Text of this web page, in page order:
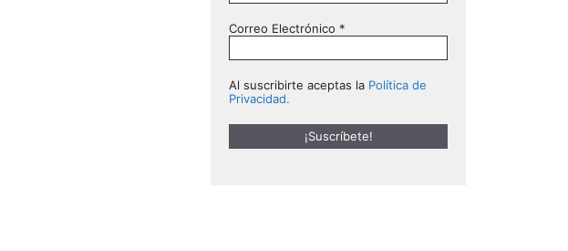
Correo Electrónico *
Al suscribirte aceptas la Política de
Privacidad.